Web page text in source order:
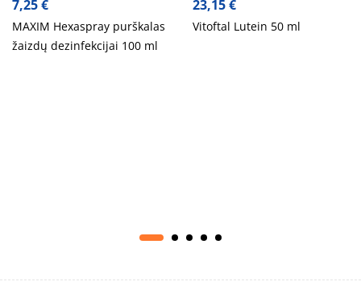
7,25€
MAXIM Hexaspray purškalas
žaizdų dezinfekcijai 100 ml
23,15€
Vitoftal Lutein 50 ml